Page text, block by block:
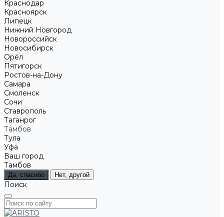
Краснодар
Красноярск
Липецк
Нижний Новгород
Новороссийск
Новосибирск
Орёл
Пятигорск
Ростов-на-Дону
Самара
Смоленск
Сочи
Ставрополь
Таганрог
Тамбов
Тула
Уфа
Ваш город
Тамбов
Да, спасибо Нет, другой
Поиск